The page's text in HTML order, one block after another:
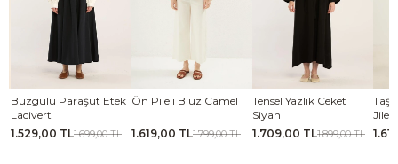
Büzgülü Paraşüt Etek
Lacivert
1.529,00 TL1.699,00 TL
Ön Pileli Bluz Camel
1.619,00 TL1.799,00 TL
Tensel Yazlık Ceket
Siyah
1.709,00 TL1.899,00 TL
Jile